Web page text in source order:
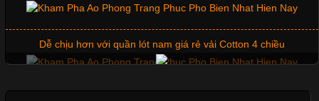
chuyên nghiệp đóng vai trò quan trọng đối với sự phát triển của
doanh nghiệp. Một trong những giải pháp hiệu quả được nhiều
đơn vị lựa chọn hiện nay là sử dụng áo thun đồng phục công ty.
Không chỉ giúp tạo sự đồng bộ, áo thun
Dễ chịu hơn với quần lót nam giá rẻ vải Cotton 4 chiều
Mẫu quần short quần lót nam nữ hè thu 2017